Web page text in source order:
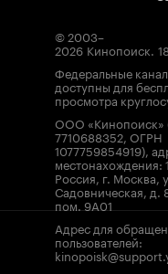
© 2003–
2026 Кинопоиск.
Федеральные
доступны для
просмотра
ООО
7710688352, ОГРН
1077759854919),
местонахождения:
Россия, г. Москва,
Садовническая, д.
пом. 9А01
Адрес для
пользователей: